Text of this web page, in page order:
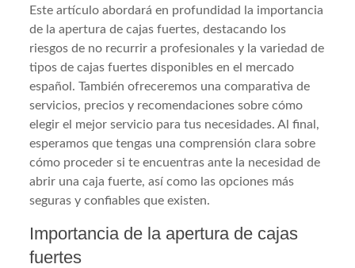
Este artículo abordará en profundidad la importancia
de la apertura de cajas fuertes, destacando los
riesgos de no recurrir a profesionales y la variedad de
tipos de cajas fuertes disponibles en el mercado
español. También ofreceremos una comparativa de
servicios, precios y recomendaciones sobre cómo
elegir el mejor servicio para tus necesidades. Al final,
esperamos que tengas una comprensión clara sobre
cómo proceder si te encuentras ante la necesidad de
abrir una caja fuerte, así como las opciones más
seguras y confiables que existen.
Importancia de la apertura de cajas
fuertes